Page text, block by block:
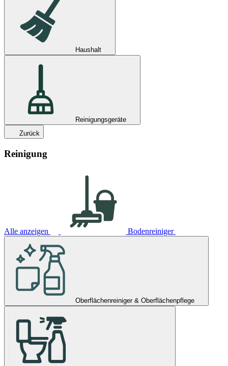
Haushalt
Reinigungsgeräte
Zurück
Reinigung
Alle anzeigen Bodenreiniger
Oberflächenreiniger & Oberflächenpflege